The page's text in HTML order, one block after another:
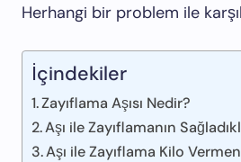
Herhangi bir problem ile
İçindekiler
Zayıflama Aşısı Nedir?
Aşı ile Zayıflamanın
Aşı ile Zayıflama Kilo